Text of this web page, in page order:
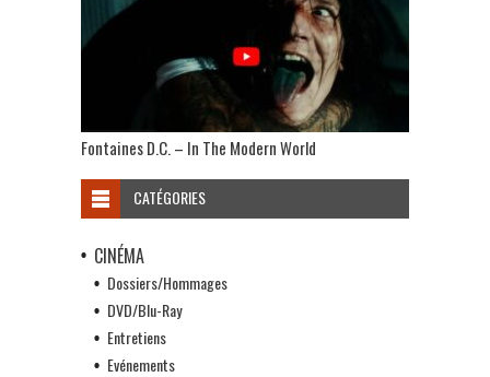
Fontaines D.C. – In The Modern World
CATÉGORIES
CINÉMA
Dossiers/Hommages
DVD/Blu-Ray
Entretiens
Evénements